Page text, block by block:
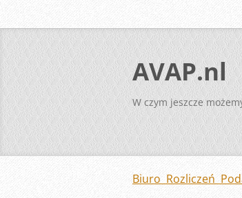
AVAP.nl
W czym jeszcze
Biuro Rozliczeń